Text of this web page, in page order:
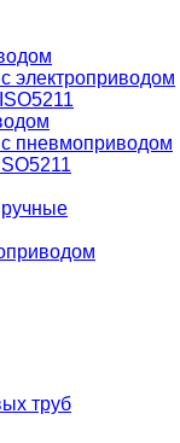
электроприводом
пневмоприводом
труб